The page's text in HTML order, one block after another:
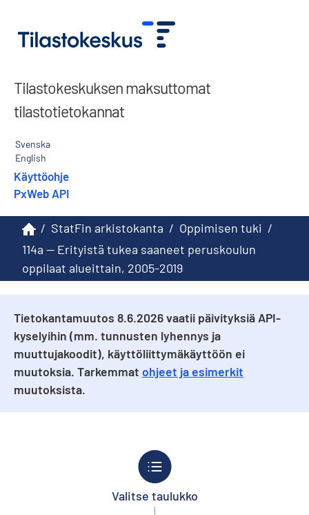
Tilastokeskuksen maksuttomat
tilastotietokannat
Svenska
English
Käyttöohje
PxWeb API
/ StatFin arkistokanta / Oppimisen tuki /
114a -- Erityistä tukea saaneet peruskoulun
oppilaat alueittain, 2005-2019
Tietokantamuutos 8.6.2026 vaatii päivityksiä API-
kyselyihin (mm. tunnusten lyhennys ja
muuttujakoodit), käyttöliittymäkäyttöön ei
muutoksia. Tarkemmat ohjeet ja esimerkit
muutoksista.
Valitse taulukko